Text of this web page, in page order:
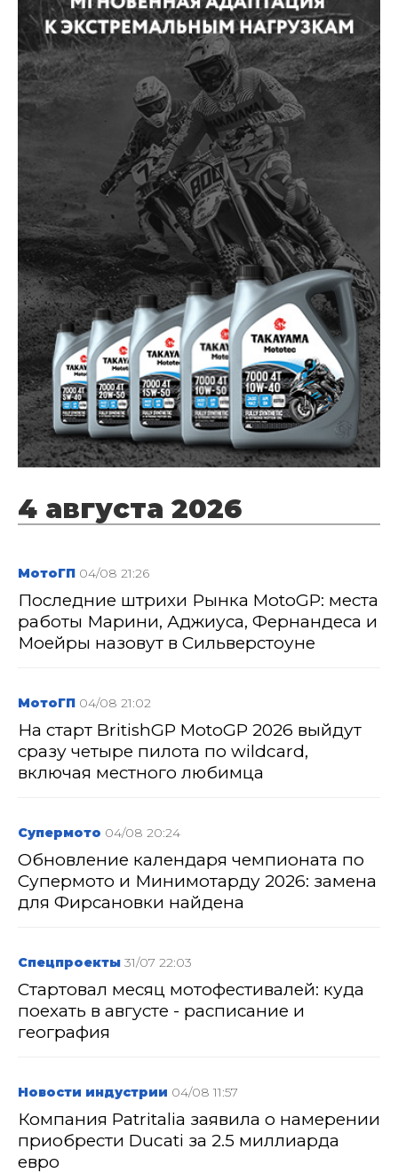
4 августа 2026
МотоГП 04/08 21:26
Последние штрихи Рынка MotoGP: места
работы Марини, Аджиуса, Фернандеса и
Моейры назовут в Сильверстоуне
МотоГП 04/08 21:02
На старт BritishGP MotoGP 2026 выйдут
сразу четыре пилота по wildcard,
включая местного любимца
Супермото 04/08 20:24
Обновление календаря чемпионата по
Супермото и Минимотарду 2026: замена
для Фирсановки найдена
Спецпроекты 31/07 22:03
Стартовал месяц мотофестивалей: куда
поехать в августе - расписание и
география
Новости индустрии 04/08 11:57
Компания Patritalia заявила о намерении
приобрести Ducati за 2.5 миллиарда
евро